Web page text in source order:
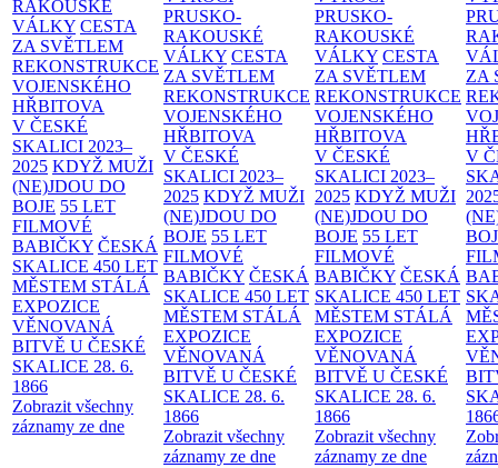
RAKOUSKÉ
VÁLKY CESTA
ZA SVĚTLEM
REKONSTRUKCE
VOJENSKÉHO
HŘBITOVA
V ČESKÉ
SKALICI 2023–
2025 KDYŽ MUŽI
(NE)JDOU DO
BOJE 55 LET
FILMOVÉ
BABIČKY ČESKÁ
SKALICE 450 LET
MĚSTEM STÁLÁ
EXPOZICE
VĚNOVANÁ
BITVĚ U ČESKÉ
SKALICE 28. 6.
1866
Zobrazit všechny
záznamy ze dne
PRUSKO-
RAKOUSKÉ
VÁLKY CESTA
ZA SVĚTLEM
REKONSTRUKCE
VOJENSKÉHO
HŘBITOVA
V ČESKÉ
SKALICI 2023–
2025 KDYŽ MUŽI
(NE)JDOU DO
BOJE 55 LET
FILMOVÉ
BABIČKY ČESKÁ
SKALICE 450 LET
MĚSTEM STÁLÁ
EXPOZICE
VĚNOVANÁ
BITVĚ U ČESKÉ
SKALICE 28. 6.
1866
Zobrazit všechny
záznamy ze dne
PRUSKO-
RAKOUSKÉ
VÁLKY CESTA
ZA SVĚTLEM
REKONSTRUKCE
VOJENSKÉHO
HŘBITOVA
V ČESKÉ
SKALICI 2023–
2025 KDYŽ MUŽI
(NE)JDOU DO
BOJE 55 LET
FILMOVÉ
BABIČKY ČESKÁ
SKALICE 450 LET
MĚSTEM STÁLÁ
EXPOZICE
VĚNOVANÁ
BITVĚ U ČESKÉ
SKALICE 28. 6.
1866
Zobrazit všechny
záznamy ze dne
ZA
V